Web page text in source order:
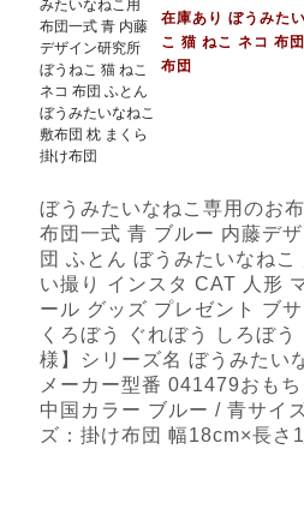
在庫あり ぼうみた
こ 猫 ねこ ネコ 布
布団
ぼうみたいなねこ専用のお
布団一式 青 ブルー 内藤デ
団 ふとん ぼうみたいなね
い撮り インスタ CAT 人形
ール グッズ プレゼント ブ
くろぼう ぐれぼう しろぼ
様】シリーズ名 ぼうみたい
メーカー型番 041479おも
中国カラー ブルー / 青サイ
ズ：掛け布団 幅18cm×長